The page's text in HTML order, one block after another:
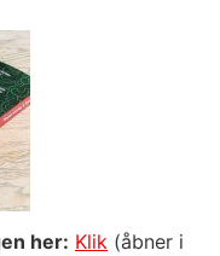
her: Klik (åbner i